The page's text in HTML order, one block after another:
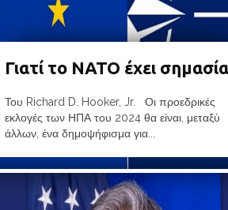
Γιατί το ΝΑΤΟ έχει σημασία
Του Richard D. Hooker, Jr. Οι προεδρικές
εκλογές των ΗΠΑ του 2024 θα είναι, μεταξύ
άλλων, ένα δημοψήφισμα για...